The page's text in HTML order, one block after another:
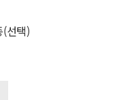
선택)